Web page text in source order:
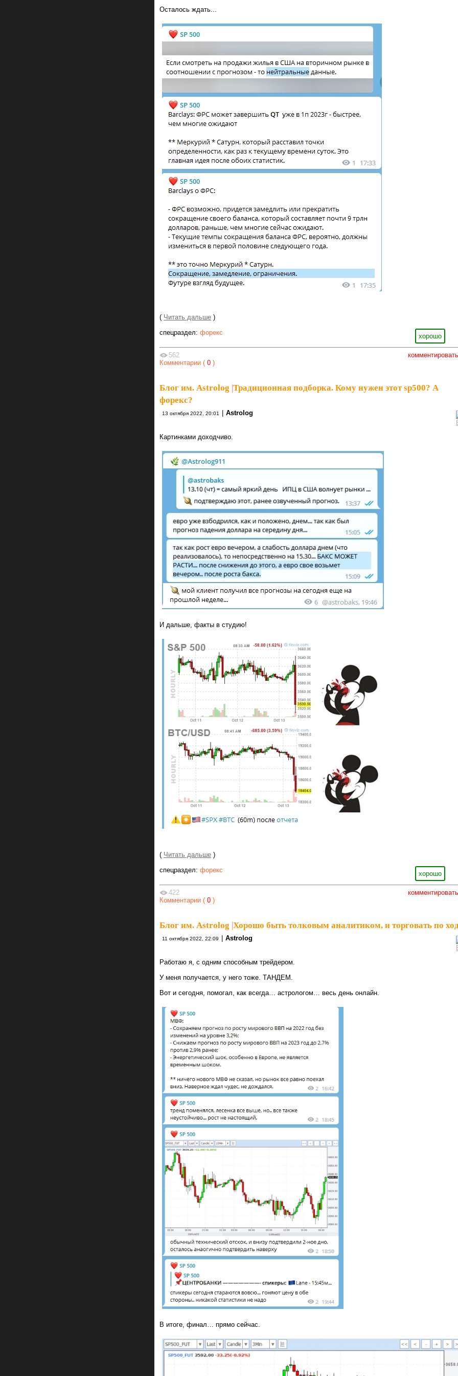
Осталось ждать...
( Читать дальше )
хорошо
спецраздел: форекс
комментировать
562
Комментарии ( 0 )
Блог им. Astrolog Традиционная подборка. Кому нужен этот sp500? А
форекс?
13 октября 2022, 20:01 Astrolog
Картинками доходчиво.
И дальше, факты в студию!
( Читать дальше )
хорошо
спецраздел: форекс
комментировать
422
Комментарии ( 0 )
Блог им. Astrolog Хорошо быть толковым аналитиком, и торговать по
11 октября 2022, 22:09 Astrolog
Работаю я, с одним способным трейдером.
У меня получается, у него тоже. ТАНДЕМ.
Вот и сегодня, помогал, как всегда… астрологом… весь день онлайн.
В итоге, финал… прямо сейчас.